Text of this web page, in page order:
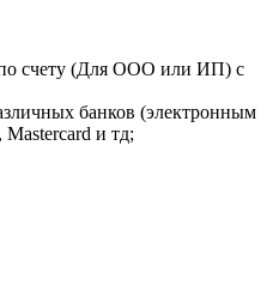
счету (Для ООО или ИП) с
банков (электронным
и тд;